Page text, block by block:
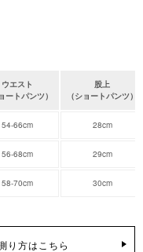
ウエスト
ートパンツ）
股上
（ショートパンツ）
54-66cm 28cm
56-68cm 29cm
58-70cm 30cm
り方はこちら